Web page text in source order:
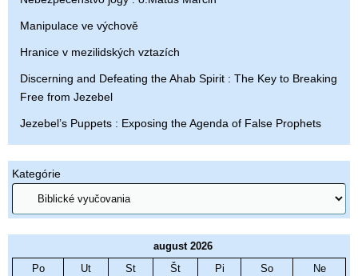
Manipulace ve výchově
Hranice v mezilidských vztazích
Discerning and Defeating the Ahab Spirit : The Key to Breaking
Free from Jezebel
Jezebel’s Puppets : Exposing the Agenda of False Prophets
Kategórie
august 2026
Po
Ut St Št Pi So Ne